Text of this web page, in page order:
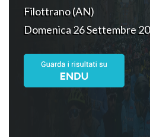
Filottrano (AN)
Domenica 26 Settembre